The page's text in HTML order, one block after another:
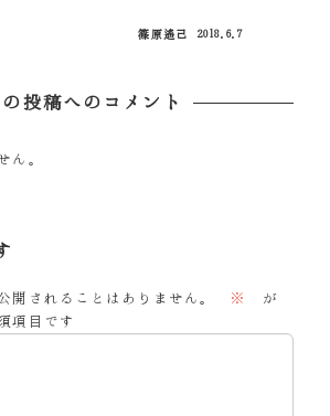
篠原遙己
2018.6.7
の投稿へのコメント
ん。
開されることはありません。 ※
が
項目です